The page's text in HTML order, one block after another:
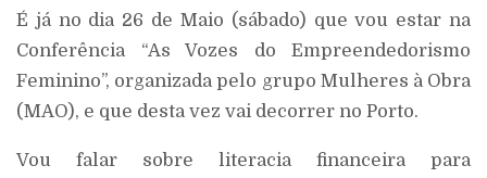
É já no dia 26 de Maio (sábado) que vou estar na
Conferência “As Vozes do Empreendedorismo
Feminino”, organizada pelo grupo Mulheres à Obra
(MAO), e que desta vez vai decorrer no Porto.
Vou falar sobre literacia financeira para